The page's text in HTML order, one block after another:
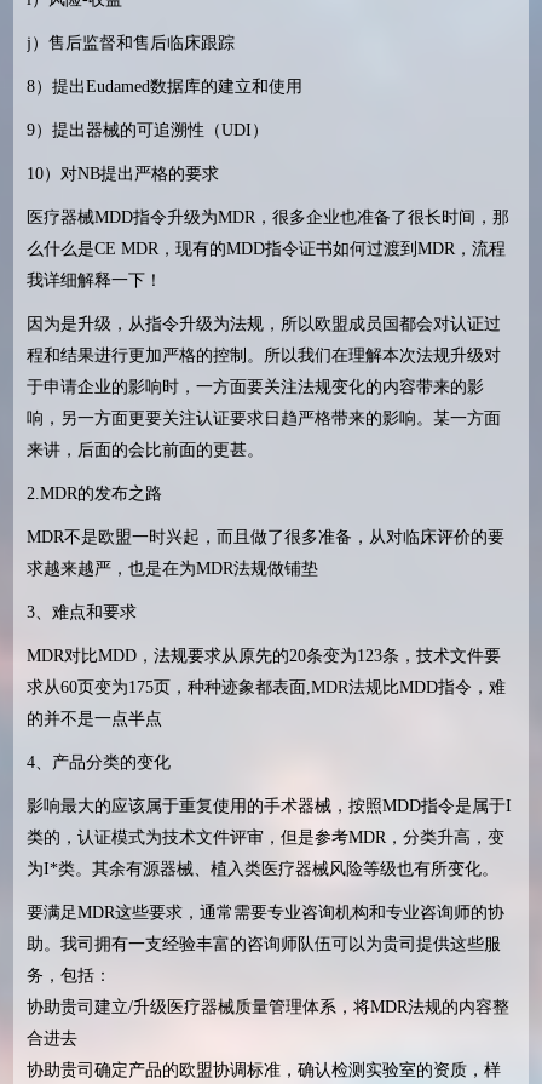
j）售后监督和售后临床跟踪
8）提出Eudamed数据库的建立和使用
9）提出器械的可追溯性（UDI）
10）对NB提出严格的要求
医疗器械MDD指令升级为MDR，很多企业也准备了很长时间，那
么什么是CE MDR，现有的MDD指令证书如何过渡到MDR，流程
我详细解释一下！
因为是升级，从指令升级为法规，所以欧盟成员国都会对认证过
程和结果进行更加严格的控制。所以我们在理解本次法规升级对
于申请企业的影响时，一方面要关注法规变化的内容带来的影
响，另一方面更要关注认证要求日趋严格带来的影响。某一方面
来讲，后面的会比前面的更甚。
2.MDR的发布之路
MDR不是欧盟一时兴起，而且做了很多准备，从对临床评价的要
求越来越严，也是在为MDR法规做铺垫
3、难点和要求
MDR对比MDD，法规要求从原先的20条变为123条，技术文件要
求从60页变为175页，种种迹象都表面,MDR法规比MDD指令，难
的并不是一点半点
4、产品分类的变化
影响最大的应该属于重复使用的手术器械，按照MDD指令是属于I
类的，认证模式为技术文件评审，但是参考MDR，分类升高，变
为I*类。其余有源器械、植入类医疗器械风险等级也有所变化。
要满足MDR这些要求，通常需要专业咨询机构和专业咨询师的协
助。我司拥有一支经验丰富的咨询师队伍可以为贵司提供这些服
务，包括：
协助贵司建立/升级医疗器械质量管理体系，将MDR法规的内容整
合进去
协助贵司确定产品的欧盟协调标准，确认检测实验室的资质，样